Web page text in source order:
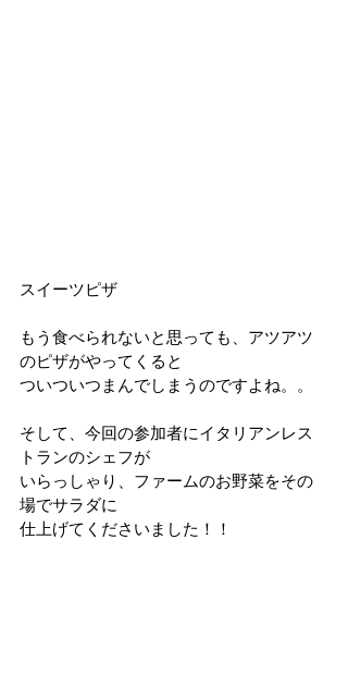
スイーツピザ
もう食べられないと思っても、アツアツ
のピザがやってくると
ついついつまんでしまうのですよね。。
そして、今回の参加者にイタリアンレス
トランのシェフが
いらっしゃり、ファームのお野菜をその
場でサラダに
仕上げてくださいました！！